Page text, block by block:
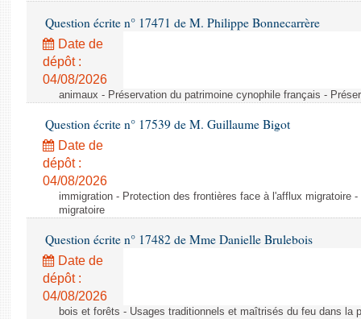
Question écrite n° 17471 de M. Philippe Bonnecarrère
Date de
dépôt :
04/08/2026
animaux - Préservation du patrimoine cynophile français -
Question écrite n° 17539 de M. Guillaume Bigot
Date de
dépôt :
04/08/2026
immigration - Protection des frontières face à l'afflux migratoire
migratoire
Question écrite n° 17482 de Mme Danielle Brulebois
Date de
dépôt :
04/08/2026
bois et forêts - Usages traditionnels et maîtrisés du feu dans la